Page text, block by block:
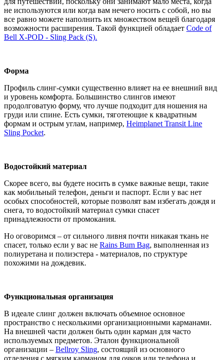
не используются или когда вам нечего носить с собой, но вы
все равно можете наполнить их множеством вещей благодаря
возможности расширения. Такой функцией обладает Code of
Bell X-POD - Sling Pack (S).
Форма
Профиль слинг-сумки существенно влияет на ее внешний вид
и уровень комфорта. Большинство слингов имеют
продолговатую форму, что лучше подходит для ношения на
груди или спине. Есть сумки, тяготеющие к квадратным
формам и острым углам, например, HeimplanetTransit Line
Sling Pocket.
Водостойкий материал
Скорее всего, вы будете носить в сумке важные вещи, такие
как мобильный телефон, деньги и паспорт. Если у вас нет
особых способностей, которые позволят вам избегать дождя и
снега, то водостойкий материал сумки спасет
принадлежности от промокания.
Но оговоримся – от сильного ливня почти никакая ткань не
спасет, только если у вас не Rains Bum Bag, выполненная из
полиуретана и полиэстера - материалов, по структуре
похожими на дождевик.
Функциональная организация
В идеале слинг должен включать объемное основное
пространство с несколькими организационными карманами.
На внешней части должен быть один карман для часто
используемых предметов. Эталон функциональной
организации – Bellroy Sling, состоящий из основного